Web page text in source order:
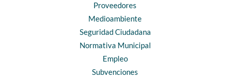
Proveedores
Medioambiente
Seguridad Ciudadana
Normativa Municipal
Empleo
Subvenciones